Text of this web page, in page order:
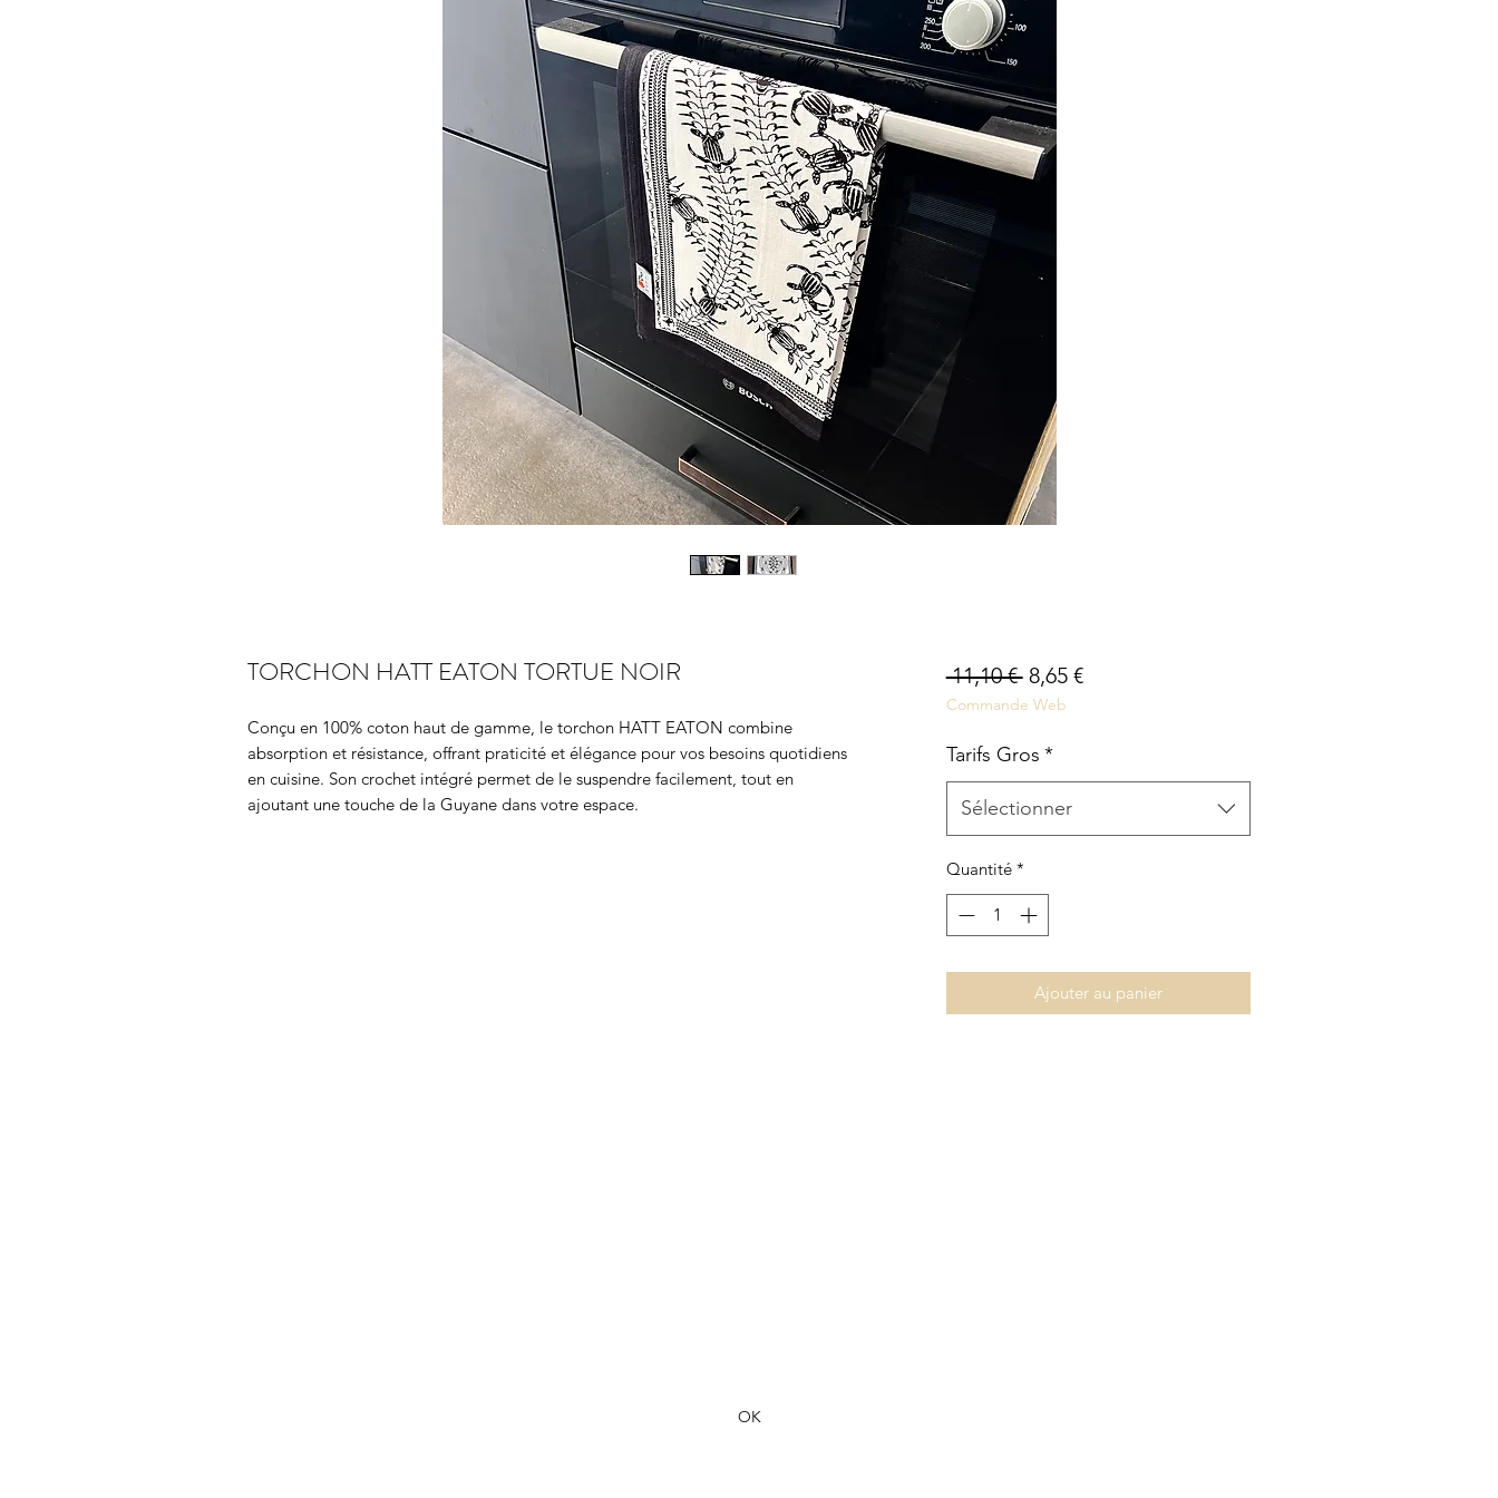
TORCHON HATT EATON TORTUE NOIR
Conçu en 100% coton haut de gamme, le torchon HATT EATON combine
absorption et résistance, offrant praticité et élégance pour vos besoins quotidiens
en cuisine. Son crochet intégré permet de le suspendre facilement, tout en
ajoutant une touche de la Guyane dans votre espace.
11,10 € Prix
original
8,65 €Prix
Commande Web
Tarifs Gros *
Sélectionner
Quantité *
Ajouter au panier
OK